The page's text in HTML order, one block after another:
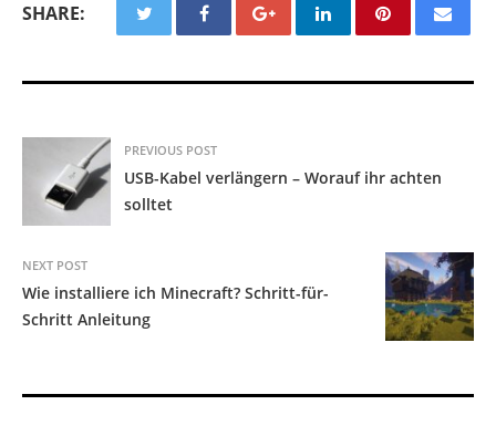
SHARE:
PREVIOUS POST
USB-Kabel verlängern – Worauf ihr achten
solltet
NEXT POST
Wie installiere ich Minecraft? Schritt-für-
Schritt Anleitung